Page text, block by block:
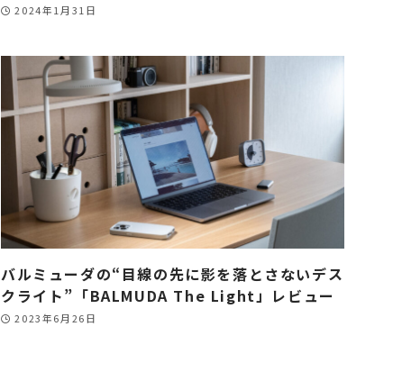
2024年1月31日
バルミューダの“目線の先に影を落とさないデス
クライト”「BALMUDA The Light」レビュー
2023年6月26日